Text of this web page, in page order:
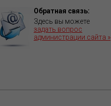
Обратная связь:
Здесь вы можете
задать вопрос
администрации сайта »